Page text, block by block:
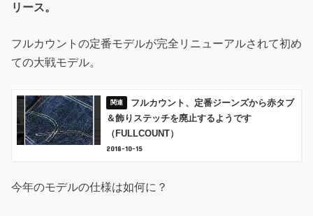
リース。
フルカウントの定番モデルが完全リニューアルされて初め
ての大戦モデル。
フルカウント、定番ジーンズから赤タブ
＆飾りステッチを廃止するようです
（FULLCOUNT）
2018-10-15
今年のモデルの仕様は如何に？